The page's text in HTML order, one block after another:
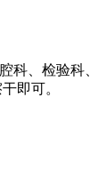
科、检验科、
即可。